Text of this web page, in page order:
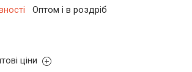
Оптом і в роздріб
ціни